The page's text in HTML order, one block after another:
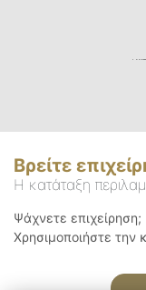
Βρείτε
Η κατάταξη
Ψάχνετε
Χρησιμοποιήστε την